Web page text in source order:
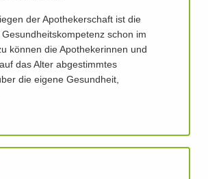
der Apothekerschaft ist die
schon im
können die Apothekerinnen und
das Alter abgestimmtes
die eigene Gesundheit,